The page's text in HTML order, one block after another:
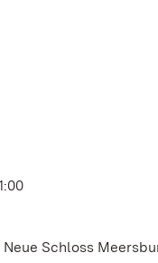
Schloss